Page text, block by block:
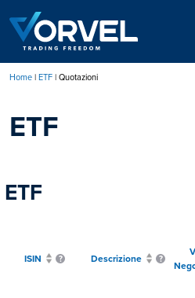
contenuto
principale
di
Home ETF Quotazioni
ETF
ETF
ISIN Descrizione